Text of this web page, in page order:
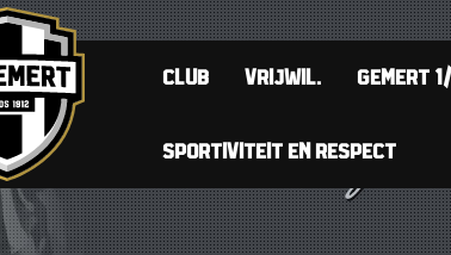
CLUB VRIJWIL. GEMERT
SPORTIVITEIT EN RESPECT